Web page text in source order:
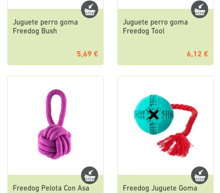
Juguete perro goma
Freedog Bush
5,69 €
Juguete perro goma
Freedog Tool
6,12 €
Freedog Pelota Con Asa
Freedog Juguete Goma